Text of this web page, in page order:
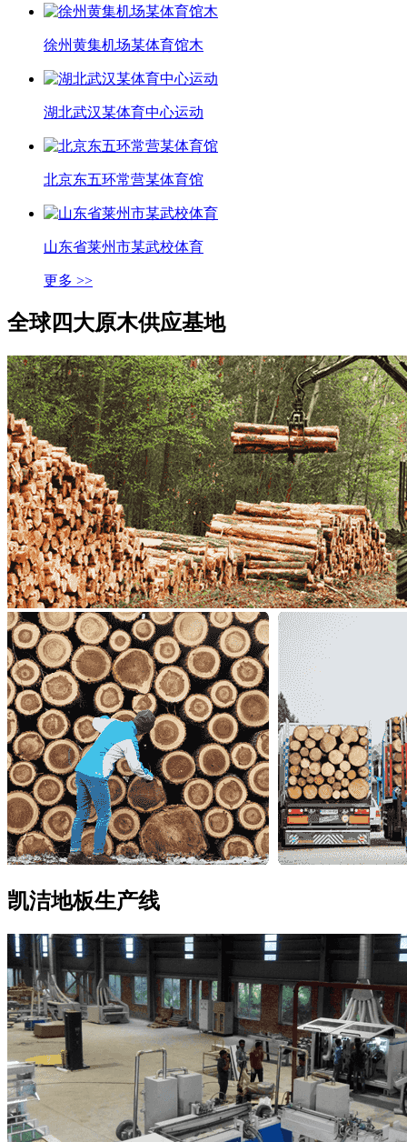
徐州黄集机场某体育馆木
湖北武汉某体育中心运动
北京东五环常营某体育馆
山东省莱州市某武校体育
更多 >>
全球四大原木供应基地
凯洁地板生产线